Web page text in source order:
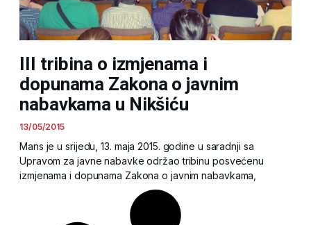
III tribina o izmjenama i
dopunama Zakona o javnim
nabavkama u Nikšiću
13/05/2015
Mans je u srijedu, 13. maja 2015. godine u saradnji sa
Upravom za javne nabavke održao tribinu posvećenu
izmjenama i dopunama Zakona o javnim nabavkama,